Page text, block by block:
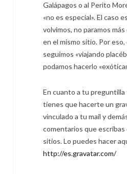
Galápagos o al Perito
«no es especial». El caso
volvimos, no paramos
en el mismo sitio. Por
seguimos «viajando
podamos hacerlo
En cuanto a tu
tienes que hacerte un
vinculado a tu mail y
comentarios que
sitios. Lo puedes hacer
http://es.gravatar.com/